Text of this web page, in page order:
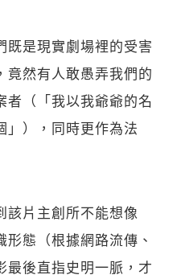
既是現實劇場裡的受害
竟然有人敢愚弄我們的
者（「我以我爺爺的名
」），同時更作為法
該片主創所不能想像
態（根據網路流傳、
最後直指史明一脈，才